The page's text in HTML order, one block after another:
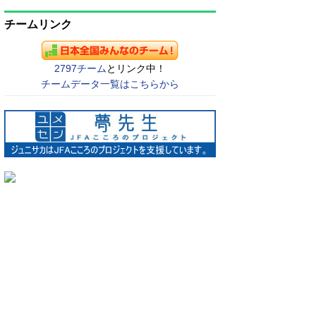
チームリンク
2797チーム とリンク中！
チームデータ一覧はこちらから